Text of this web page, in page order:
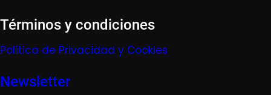
Términos y condiciones
Política de Privacidad y Cookies
Newsletter